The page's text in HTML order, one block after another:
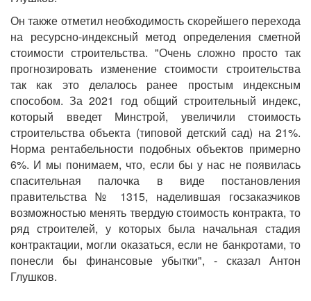
Он также отметил необходимость скорейшего перехода
на ресурсно-индексный метод определения сметной
стоимости строительства. "Очень сложно просто так
прогнозировать изменение стоимости строительства
так как это делалось ранее простым индексным
способом. За 2021 год общий строительный индекс,
который введет Минстрой, увеличили стоимость
строительства объекта (типовой детский сад) на 21%.
Норма рентабельности подобных объектов примерно
6%. И мы понимаем, что, если бы у нас не появилась
спасительная палочка в виде постановления
правительства № 1315, наделившая госзаказчиков
возможностью менять твердую стоимость контракта, то
ряд строителей, у которых была начальная стадия
контрактации, могли оказаться, если не банкротами, то
понесли бы финансовые убытки", - сказал Антон
Глушков.